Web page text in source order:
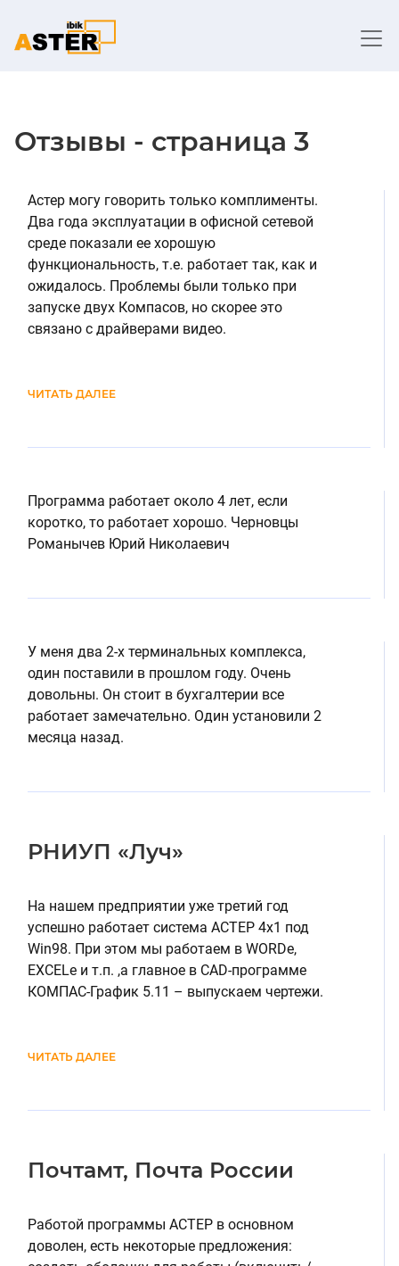
Отзывы - страница 3
Астер могу говорить только комплименты.
Два года эксплуатации в офисной сетевой
среде показали ее хорошую
функциональность, т.е. работает так, как и
ожидалось. Проблемы были только при
запуске двух Компасов, но скорее это
связано с драйверами видео.
ЧИТАТЬ ДАЛЕЕ
Программа работает около 4 лет, если
коротко, то работает хорошо. Черновцы
Романычев Юрий Николаевич
У меня два 2-х терминальных комплекса,
один поставили в прошлом году. Очень
довольны. Он стоит в бухгалтерии все
работает замечательно. Один установили 2
месяца назад.
РНИУП «Луч»
На нашем предприятии уже третий год
успешно работает система АСТЕР 4х1 под
Win98. При этом мы работаем в WORDе,
EXCELе и т.п. ,а главное в CAD-программе
КОМПАС-График 5.11 – выпускаем чертежи.
ЧИТАТЬ ДАЛЕЕ
Почтамт, Почта России
Работой программы АСТЕР в основном
доволен, есть некоторые предложения: